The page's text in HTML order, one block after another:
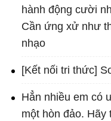
hành động cười
Cần ứng xử như
nhạo
[Kết nối tri thức]
Hẳn nhiều em có
một hòn đảo.